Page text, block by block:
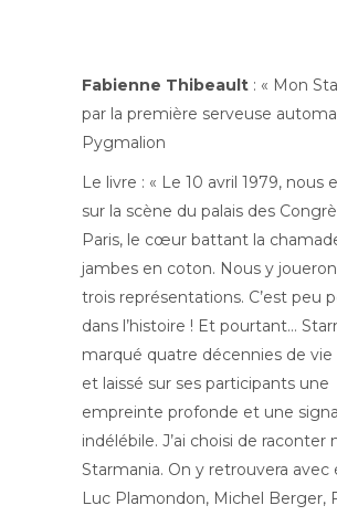
Fabienne Thibeault : « Mon
par la première serveuse
Pygmalion
Le livre : « Le 10 avril 1979, nous
sur la scène du palais des
Paris, le cœur battant la
jambes en coton. Nous y
trois représentations. C’est peu
dans l’histoire ! Et pourtant…
marqué quatre décennies de vie
et laissé sur ses participants une
empreinte profonde et une
indélébile. J’ai choisi de raconter
Starmania. On y retrouvera avec
Luc Plamondon, Michel Berger,